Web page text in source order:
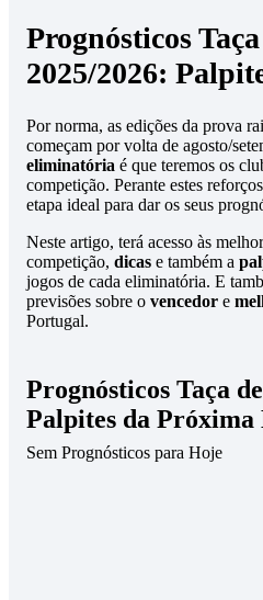
Prognósticos
2025/2026:
Por norma, as edições da prova
começam por volta de agosto/
eliminatória é que teremos os
competição. Perante estes
etapa ideal para dar os seus
Neste artigo, terá acesso às
competição, dicas e também a
jogos de cada eliminatória. E
previsões sobre o vencedor e
Portugal.
Prognósticos Taça
Palpites da
Sem Prognósticos para Hoje